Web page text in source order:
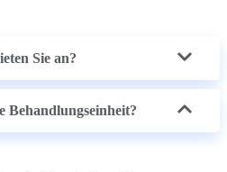
Sie an?
Behandlungseinheit?